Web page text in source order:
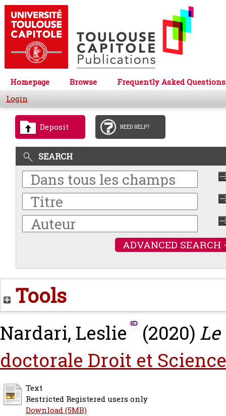
Homepage Browse
Frequently Asked Questions
Login
Deposit NEED HELP?
SEARCH
ADVANCED SEARCH
Tools
Nardari, Leslie (2020)
doctorale Droit et
Text
Restricted Registered users only
Download (5MB)